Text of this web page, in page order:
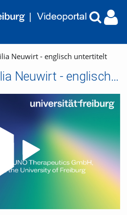
Neuwirt - englisch untertitelt
ZEIT für X - Emilia Neuwirt - englisch untertitelt